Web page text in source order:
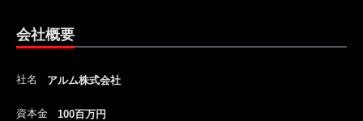
会社概要
社名 アルム株式会社
資本金 100百万円